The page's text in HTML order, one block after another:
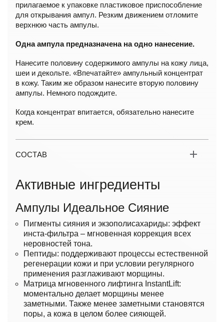
прилагаемое к упаковке пластиковое приспособление
для открывания ампул. Резким движением отломите
верхнюю часть ампулы.
Одна ампула предназначена на одно нанесение.
Нанесите половину содержимого ампулы на кожу лица,
шеи и декольте. «Впечатайте» ампульный концентрат
в кожу. Таким же образом нанесите вторую половину
ампулы. Немного подождите.
Когда концентрат впитается, обязательно нанесите
крем.
СОСТАВ
Активные ингредиенты
Ампулы Идеальное Сияние
Пигменты сияния и экзополисахариды: эффект
инста-фильтра – мгновенная коррекция всех
неровностей тона.
Пептиды: поддерживают процессы естественной
регенерации кожи и при условии регулярного
применения разглаживают морщины.
Матрица мгновенного лифтинга InstantLift:
моментально делает морщины менее
заметными. Также менее заметными становятся
поры, а кожа в целом более сияющей.